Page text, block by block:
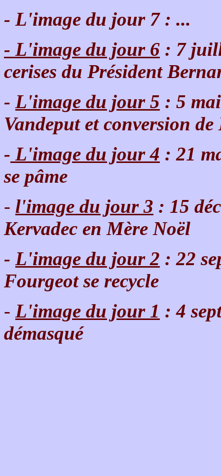
- L'image du jour 7 : ...
- L'image du jour 6 : 7
cerises du Président
- L'image du jour 5 : 5
Vandeput et conversion
- L'image du jour 4 : 21
se pâme
- l'image du jour 3 : 15
Kervadec en Mère Noël
- L'image du jour 2 : 22
Fourgeot se recycle
- L'image du jour 1 : 4
démasqué